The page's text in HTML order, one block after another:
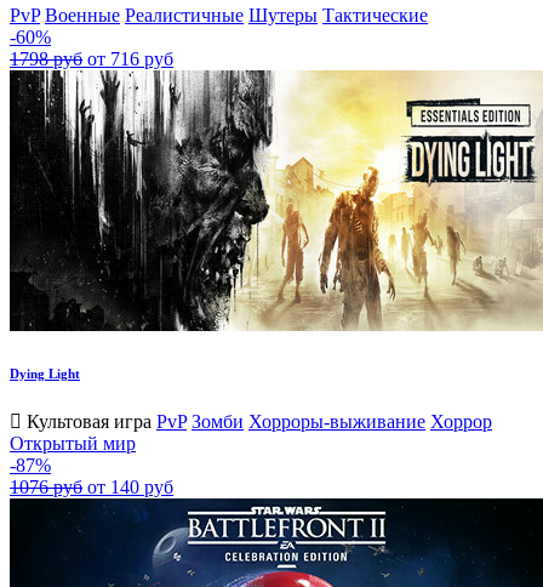
PvP Военные Реалистичные Шутеры Тактические
-60%
1798 руб от 716 руб
Dying Light
Культовая игра PvP Зомби Хорроры-выживание Хоррор
Открытый мир
-87%
1076 руб от 140 руб